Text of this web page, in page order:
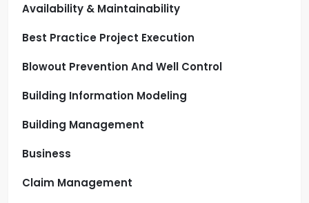
Availability & Maintainability
Best Practice Project Execution
Blowout Prevention And Well Control
Building Information Modeling
Building Management
Business
Claim Management